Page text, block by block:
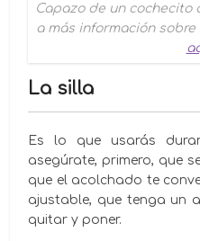
Capazo de un cochecito
a más información
La silla
Es lo que usarás
asegúrate, primero, que
que el acolchado te
ajustable, que tenga un
quitar y poner.